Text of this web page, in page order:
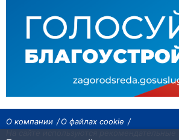
О компании
О файлах cookie